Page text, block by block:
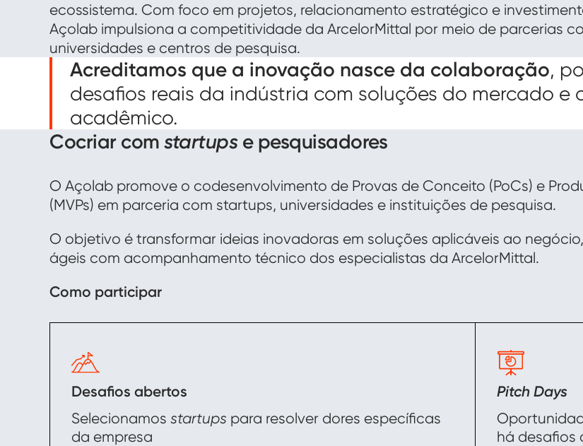
ecossistema. Com foco em projetos, relacionamento estratégico e
Açolab impulsiona a competitividade da ArcelorMittal por meio de parcerias
universidades e centros de pesquisa.
Acreditamos que a inovação nasce da colaboração,
desafios reais da indústria com soluções do mercado e
acadêmico.
Cocriar com startupse pesquisadores
O Açolab promove o codesenvolvimento de Provas de Conceito (PoCs) e
(MVPs) em parceria com startups, universidades e instituições de pesquisa.
O objetivo é transformar ideias inovadoras em soluções aplicáveis ao
ágeis com acompanhamento técnico dos especialistas da ArcelorMittal.
Como participar
Desafios abertos
Selecionamos startups para resolver dores específicas
da empresa
Pitch Days
há desafios